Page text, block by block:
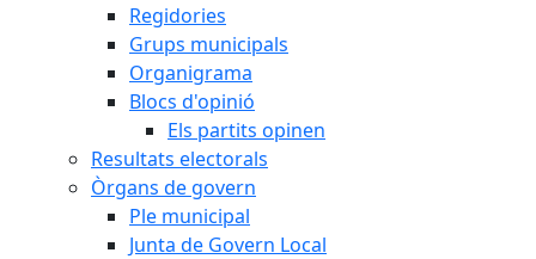
Regidories
Grups municipals
Organigrama
Blocs d'opinió
Els partits opinen
Resultats electorals
Òrgans de govern
Ple municipal
Junta de Govern Local